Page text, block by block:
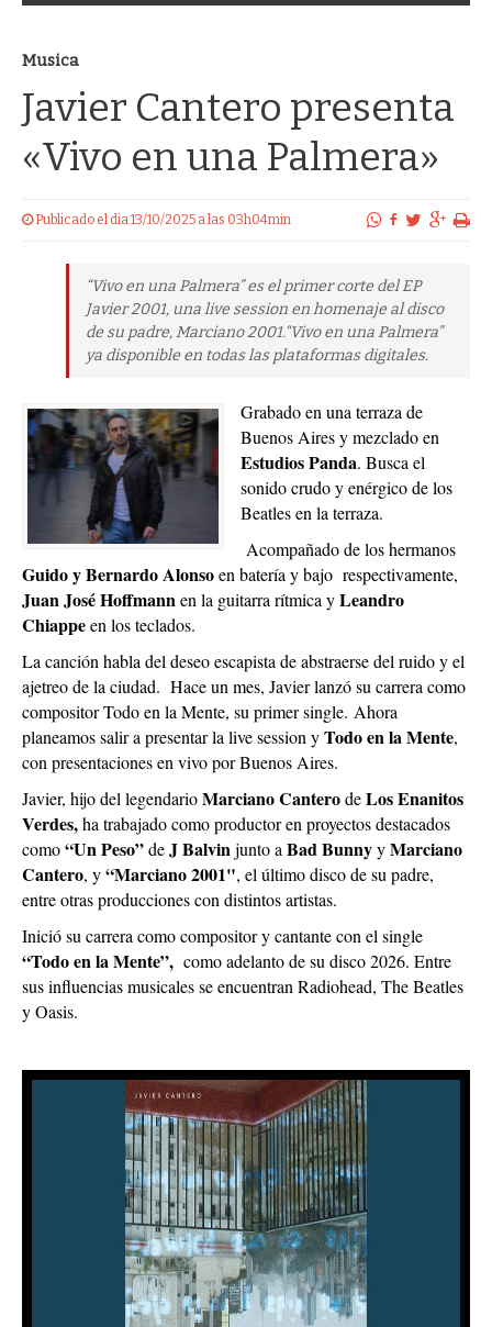
Musica
Javier Cantero presenta
«Vivo en una Palmera»
Publicado el dia 13/10/2025 a las 03h04min
“Vivo en una Palmera” es el primer corte del EP
Javier 2001, una live session en homenaje al disco
de su padre, Marciano 2001.“Vivo en una Palmera”
ya disponible en todas las plataformas digitales.
Grabado en una terraza de
Buenos Aires y mezclado en
Estudios Panda. Busca el
sonido crudo y enérgico de los
Beatles en la terraza.
Acompañado de los hermanos
Guido y Bernardo Alonsoen batería y bajo respectivamente,
Juan José Hoffmannen la guitarra rítmica yLeandro
Chiappeen los teclados.
La canción habla del deseo escapista de abstraerse del ruido y el
ajetreo de la ciudad. Hace un mes, Javier lanzó su carrera como
compositor Todo en la Mente, su primer single. Ahora
planeamos salir a presentar la live session yTodo en la Mente,
con presentaciones en vivo por Buenos Aires.
Javier, hijo del legendarioMarciano CanterodeLos Enanitos
Verdes,ha trabajado como productor en proyectos destacados
como“Un Peso”deJ Balvinjunto a Bad BunnyyMarciano
Cantero, y“Marciano 2001", el último disco de su padre,
entre otras producciones con distintos artistas.
Inició su carrera como compositor y cantante con el single
“Todo en la Mente”, como adelanto de su disco 2026. Entre
sus influencias musicales se encuentran Radiohead, The Beatles
y Oasis.